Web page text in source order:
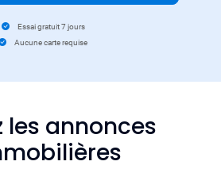
Essai gratuit 7 jours
Aucune carte requise
les annonces